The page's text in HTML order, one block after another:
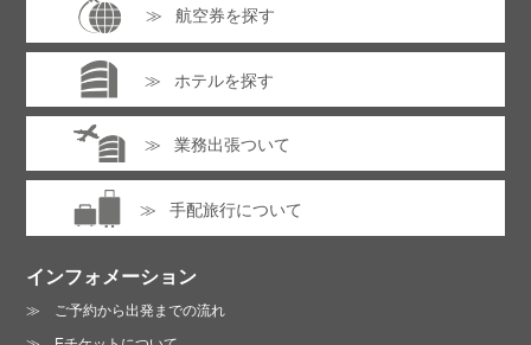
航空券を探す
ホテルを探す
業務出張ついて
手配旅行について
インフォメーション
ご予約から出発までの流れ